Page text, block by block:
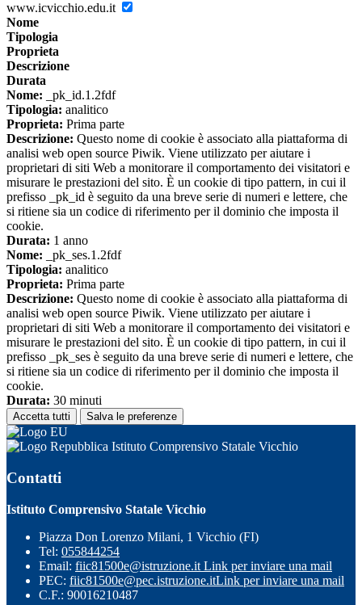
www.icvicchio.edu.it
Nome
Tipologia
Proprieta
Descrizione
Durata
Nome: _pk_id.1.2fdf
Tipologia: analitico
Proprieta: Prima parte
Descrizione: Questo nome di cookie è associato alla piattaforma di
analisi web open source Piwik. Viene utilizzato per aiutare i
proprietari di siti Web a monitorare il comportamento dei visitatori e
misurare le prestazioni del sito. È un cookie di tipo pattern, in cui il
prefisso _pk_id è seguito da una breve serie di numeri e lettere, che
si ritiene sia un codice di riferimento per il dominio che imposta il
cookie.
Durata: 1 anno
Nome: _pk_ses.1.2fdf
Tipologia: analitico
Proprieta: Prima parte
Descrizione: Questo nome di cookie è associato alla piattaforma di
analisi web open source Piwik. Viene utilizzato per aiutare i
proprietari di siti Web a monitorare il comportamento dei visitatori e
misurare le prestazioni del sito. È un cookie di tipo pattern, in cui il
prefisso _pk_ses è seguito da una breve serie di numeri e lettere, che
si ritiene sia un codice di riferimento per il dominio che imposta il
cookie.
Durata: 30 minuti
Accetta tutti Salva le preferenze
Istituto Comprensivo Statale Vicchio
Contatti
Istituto Comprensivo Statale Vicchio
Piazza Don Lorenzo Milani, 1 Vicchio (FI)
Tel: 055844254
Email: fiic81500e@istruzione.it Link per inviare una mail
PEC: fiic81500e@pec.istruzione.itLink per inviare una mail
C.F.: 90016210487